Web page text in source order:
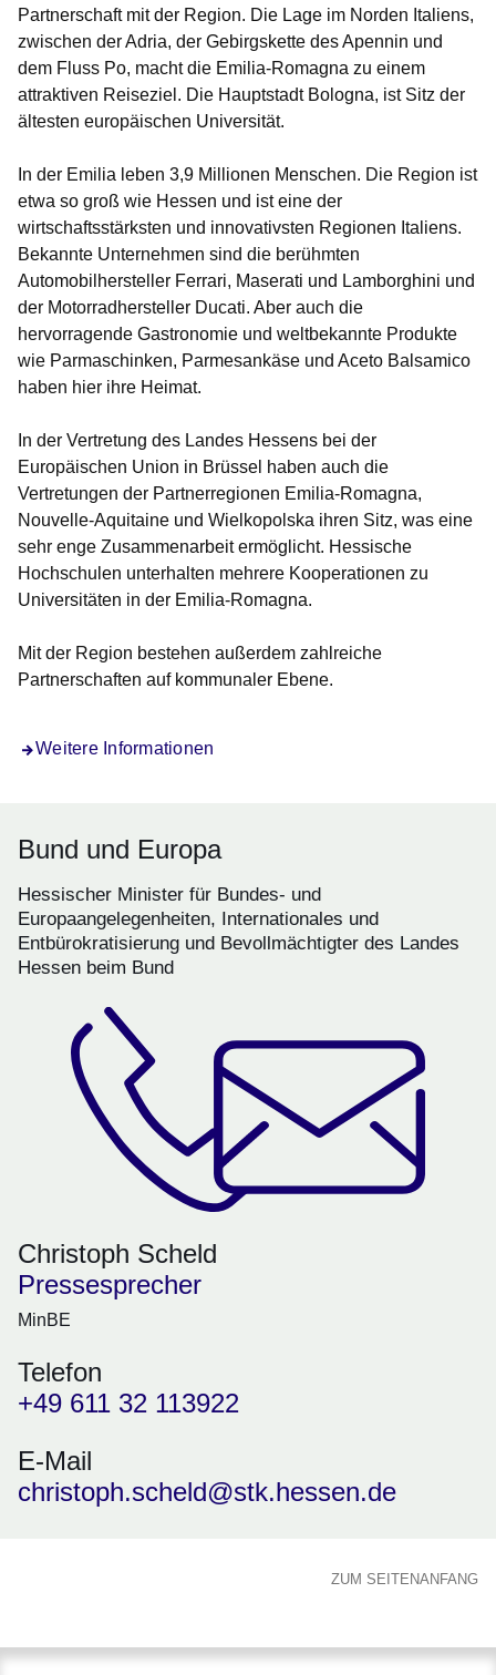
Partnerschaft mit der Region. Die Lage im Norden Italiens,
zwischen der Adria, der Gebirgskette des Apennin und
dem Fluss Po, macht die Emilia-Romagna zu einem
attraktiven Reiseziel. Die Hauptstadt Bologna, ist Sitz der
ältesten europäischen Universität.
In der Emilia leben 3,9 Millionen Menschen. Die Region ist
etwa so groß wie Hessen und ist eine der
wirtschaftsstärksten und innovativsten Regionen Italiens.
Bekannte Unternehmen sind die berühmten
Automobilhersteller Ferrari, Maserati und Lamborghini und
der Motorradhersteller Ducati. Aber auch die
hervorragende Gastronomie und weltbekannte Produkte
wie Parmaschinken, Parmesankäse und Aceto Balsamico
haben hier ihre Heimat.
In der Vertretung des Landes Hessens bei der
Europäischen Union in Brüssel haben auch die
Vertretungen der Partnerregionen Emilia-Romagna,
Nouvelle-Aquitaine und Wielkopolska ihren Sitz, was eine
sehr enge Zusammenarbeit ermöglicht. Hessische
Hochschulen unterhalten mehrere Kooperationen zu
Universitäten in der Emilia-Romagna.
Mit der Region bestehen außerdem zahlreiche
Partnerschaften auf kommunaler Ebene.
Weitere Informationen
Bund und Europa
Hessischer Minister für Bundes- und
Europaangelegenheiten, Internationales und
Entbürokratisierung und Bevollmächtigter des Landes
Hessen beim Bund
Christoph Scheld
Pressesprecher
MinBE
Telefon
+49 611 32 113922
E-Mail
christoph.scheld@stk.hessen.de
ZUM SEITENANFANG